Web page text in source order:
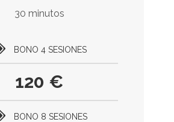
30 minutos
BONO 4 SESIONES
120 €
BONO 8 SESIONES